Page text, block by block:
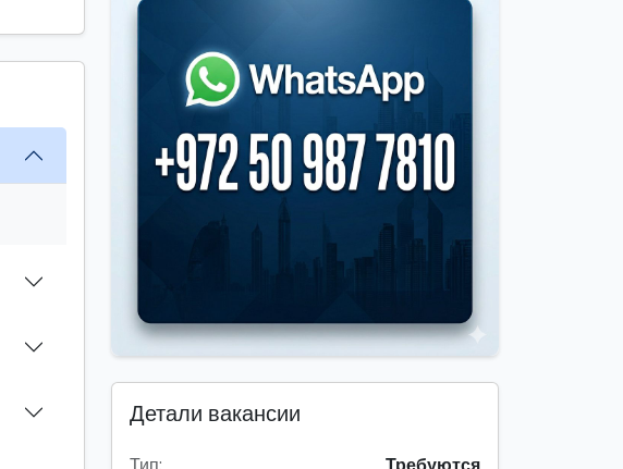
Детали вакансии